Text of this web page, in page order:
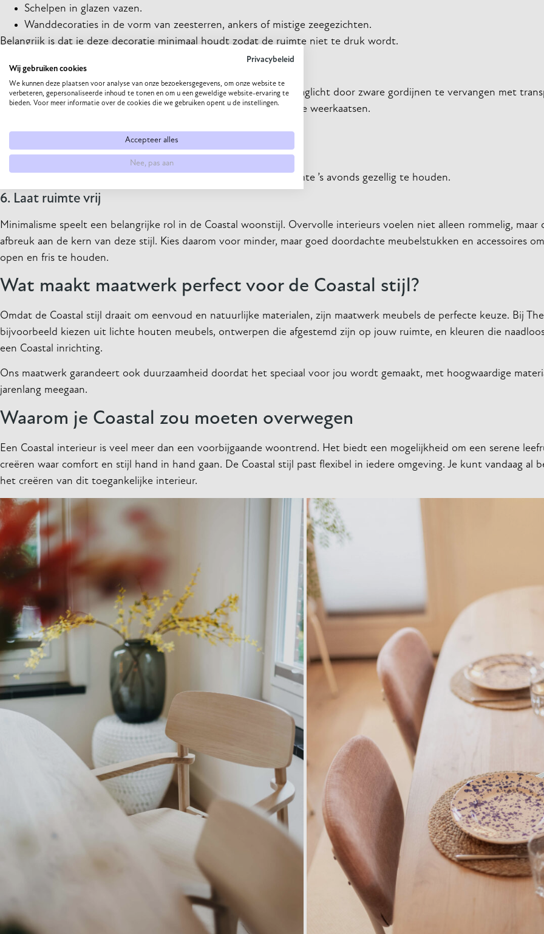
Schelpen in glazen vazen.
Wanddecoraties in de vorm van zeesterren, ankers of mistige zeegezichten.
Belangrijk is dat je deze decoratie minimaal houdt zodat de ruimte niet te druk wordt.
5. Maak slim gebruik van het licht
Coastal interieurs staan bekend om hun lichtheid. Maximaliseer daglicht door zware gordijnen te vervangen met
exemplaren. Gebruik spiegels om natuurlijk licht door de ruimte te weerkaatsen.
Verlichtingtips
Kies voor hanglampen met een rieten of houten afwerking.
Voeg tafellampen met zachte, warme lampen toe om de ruimte ’s avonds gezellig te houden.
6. Laat ruimte vrij
Minimalisme speelt een belangrijke rol in de Coastal woonstijl. Overvolle interieurs voelen niet alleen rommelig, maar
afbreuk aan de kern van deze stijl. Kies daarom voor minder, maar goed doordachte meubelstukken en accessoires
open en fris te houden.
Wat maakt maatwerk perfect voor de Coastal stijl?
Omdat de Coastal stijl draait om eenvoud en natuurlijke materialen, zijn maatwerk meubels de perfecte keuze. Bij
bijvoorbeeld kiezen uit lichte houten meubels, ontwerpen die afgestemd zijn op jouw ruimte, en kleuren die
een Coastal inrichting.
Ons maatwerk garandeert ook duurzaamheid doordat het speciaal voor jou wordt gemaakt, met hoogwaardige
jarenlang meegaan.
Waarom je Coastal zou moeten overwegen
Een Coastal interieur is veel meer dan een voorbijgaande woontrend. Het biedt een mogelijkheid om een serene
creëren waar comfort en stijl hand in hand gaan. De Coastal stijl past flexibel in iedere omgeving. Je kunt vandaag al
het creëren van dit toegankelijke interieur.
Privacybeleid
Wij gebruiken cookies
We kunnen deze plaatsen voor analyse van onze bezoekersgegevens, om onze website te
verbeteren, gepersonaliseerde inhoud te tonen en om u een geweldige website-ervaring te
bieden. Voor meer informatie over de cookies die we gebruiken opent u de instellingen.
Accepteer alles
Nee, pas aan